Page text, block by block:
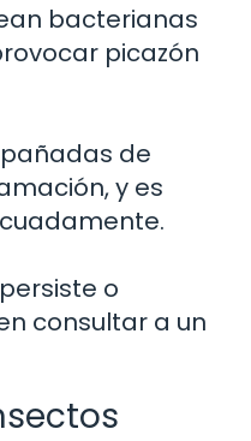
bacterianas
picazón
de
y es
o
consultar a un